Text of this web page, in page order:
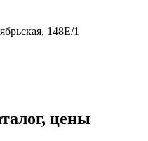
148Е/1
цены